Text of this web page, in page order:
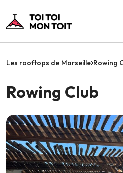
Les rooftops de Marseille Rowing
Rowing Club